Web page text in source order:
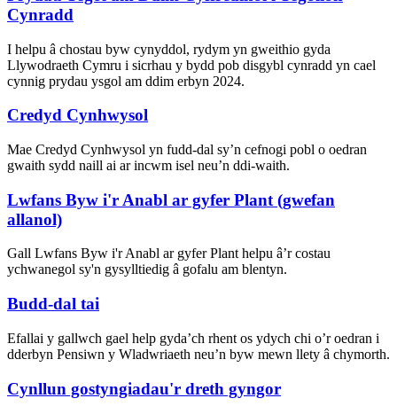
Cynradd
I helpu â chostau byw cynyddol, rydym yn gweithio gyda
Llywodraeth Cymru i sicrhau y bydd pob disgybl cynradd yn cael
cynnig prydau ysgol am ddim erbyn 2024.
Credyd Cynhwysol
Mae Credyd Cynhwysol yn fudd-dal sy’n cefnogi pobl o oedran
gwaith sydd naill ai ar incwm isel neu’n ddi-waith.
Lwfans Byw i'r Anabl ar gyfer Plant (gwefan
allanol)
Gall Lwfans Byw i'r Anabl ar gyfer Plant helpu â’r costau
ychwanegol sy'n gysylltiedig â gofalu am blentyn.
Budd-dal tai
Efallai y gallwch gael help gyda’ch rhent os ydych chi o’r oedran i
dderbyn Pensiwn y Wladwriaeth neu’n byw mewn llety â chymorth.
Cynllun gostyngiadau'r dreth gyngor